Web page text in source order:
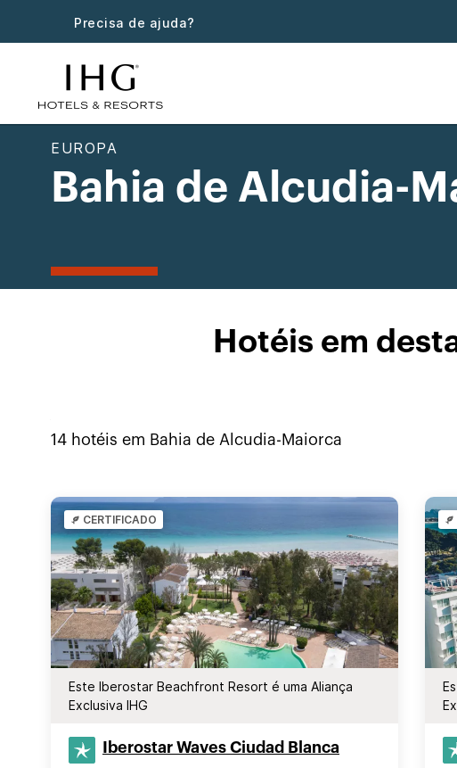
Precisa de ajuda?
EUROPA
Bahia de Alcudia-
Hotéis em
14 hotéis em Bahia de Alcudia-Maiorca
CERTIFICADO
Este Iberostar Beachfront Resort é uma Aliança
Exclusiva IHG
Iberostar Waves Ciudad Blanca